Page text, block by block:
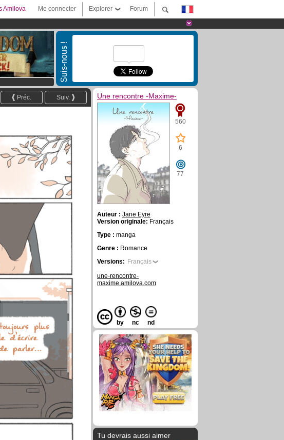
Forum
Explorer
Me connecter
Amilova
Suis-nous !
Suiv.
Préc. Une rencontre -Maxime-
560
6
77
Auteur : Jane Eyre
Version originale: Français
Type : manga
Genre : Romance
Versions: Français
une-rencontre-
maxime.amilova.com
by nc nd
Tu devrais aussi aimer